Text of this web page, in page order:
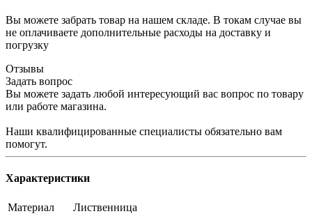
Вы можете забрать товар на нашем складе. В токам случае вы
не оплачиваете дополнительные расходы на доставку и
погрузку
Отзывы
Задать вопрос
Вы можете задать любой интересующий вас вопрос по товару
или работе магазина.
Наши квалифицированные специалисты обязательно вам
помогут.
Характеристики
Материал
Лиственница